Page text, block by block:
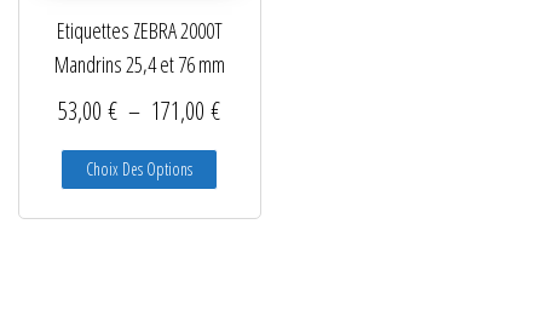
Etiquettes ZEBRA 2000T
Mandrins 25,4 et 76 mm
53,00€ – 171,00€Plage de prix : 53,00 € à 171,00 €
Choix Des Options